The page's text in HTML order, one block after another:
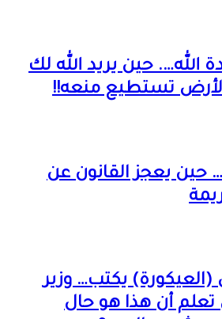
الله…. حين يريد الله لك
الأرض تستطيع منعه!!
حين يعجز القانون عن
يكتب… وزير
تعلم أن هذا هو حال